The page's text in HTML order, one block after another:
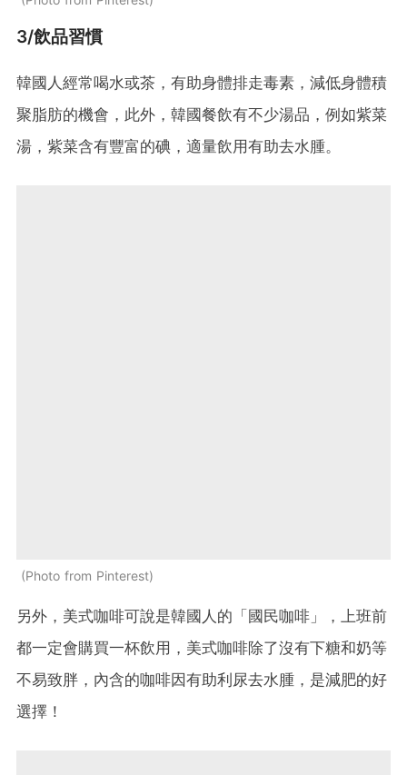
3/飲品習慣
韓國人經常喝水或茶，有助身體排走毒素，減低身體積
聚脂肪的機會，此外，韓國餐飲有不少湯品，例如紫菜
湯，紫菜含有豐富的碘，適量飲用有助去水腫。
Photo from Pinterest
另外，美式咖啡可說是韓國人的「國民咖啡」，上班前
都一定會購買一杯飲用，美式咖啡除了沒有下糖和奶等
不易致胖，內含的咖啡因有助利尿去水腫，是減肥的好
選擇！